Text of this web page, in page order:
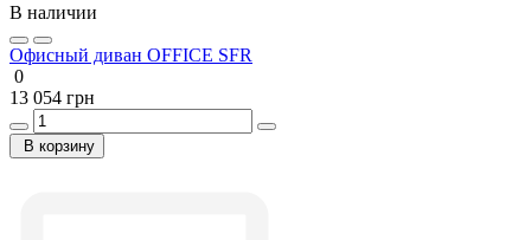
В наличии
Офисный диван OFFICE SFR
0
13 054 грн
В корзину